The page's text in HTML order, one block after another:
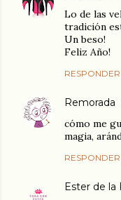
Lo de las
tradición
Un beso!
Feliz Año!
RESPONDER
Remorada
cómo me
magia,
RESPONDER
Ester de la